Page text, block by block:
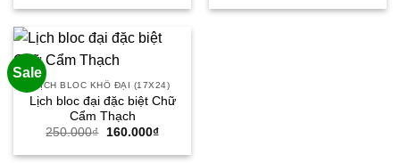
là:
tại
155.000₫.
là:
tại
Sale
LỊCH BLOC KHỔ ĐẠI (17X24)
Lịch bloc đại đặc biệt Chữ
Cẩm Thạch
250.000₫
Giá
là:
160.000₫Giá
tại